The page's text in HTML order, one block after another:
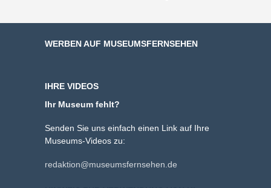
WERBEN AUF MUSEUMSFERNSEHEN
IHRE VIDEOS
Ihr Museum fehlt?
Senden Sie uns einfach einen Link auf Ihre
Museums-Videos zu:
redaktion@museumsfernsehen.de